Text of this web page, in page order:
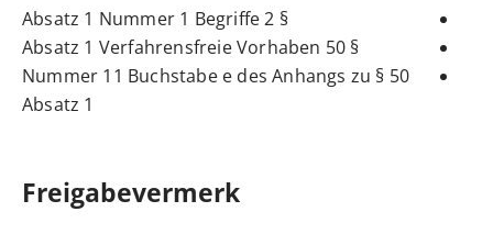
§ 2 Absatz 1 Nummer 1 Begriffe
§ 50 Absatz 1 Verfahrensfreie Vorhaben
Nummer 11 Buchstabe e des Anhangs zu § 50
Absatz 1
Freigabevermerk